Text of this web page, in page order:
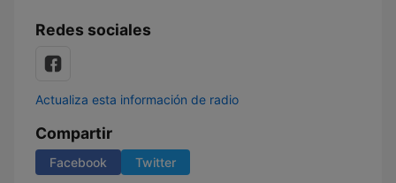
Redes sociales
Actualiza esta información de radio
Compartir
Facebook Twitter